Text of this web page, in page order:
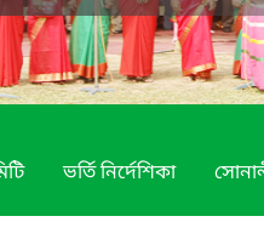
ভর্তি নির্দেশিকা